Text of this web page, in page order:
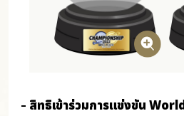
สิทธิเข้าร่วมการแข่งขัน